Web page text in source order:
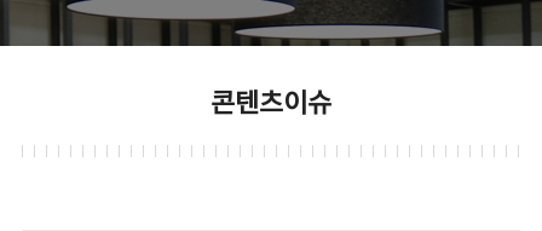
콘텐츠이슈